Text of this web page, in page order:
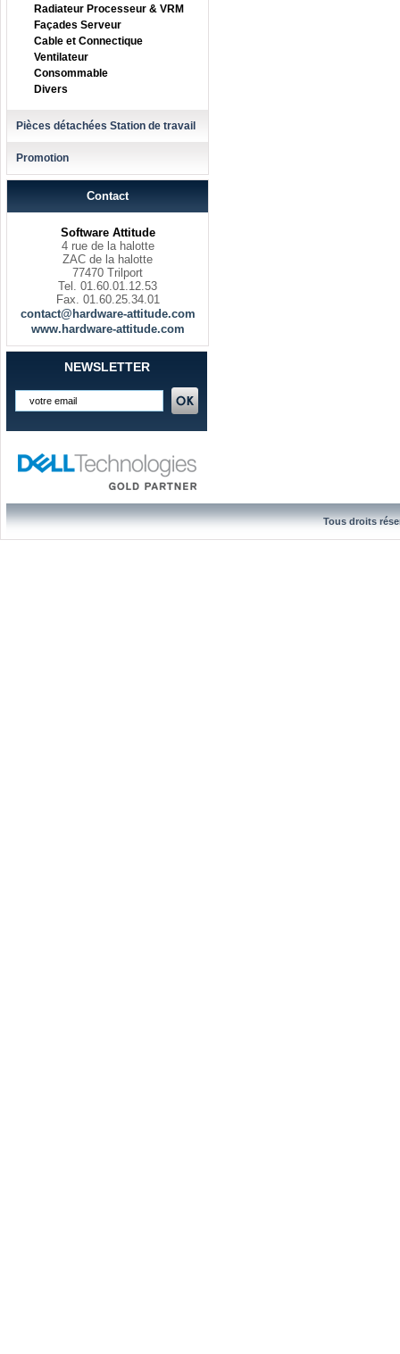
Radiateur Processeur & VRM
Façades Serveur
Cable et Connectique
Ventilateur
Consommable
Divers
Pièces détachées Station de travail
Promotion
Contact
Software Attitude
4 rue de la halotte
ZAC de la halotte
77470 Trilport
Tel. 01.60.01.12.53
Fax. 01.60.25.34.01
contact@hardware-attitude.com
www.hardware-attitude.com
NEWSLETTER
Tous droits